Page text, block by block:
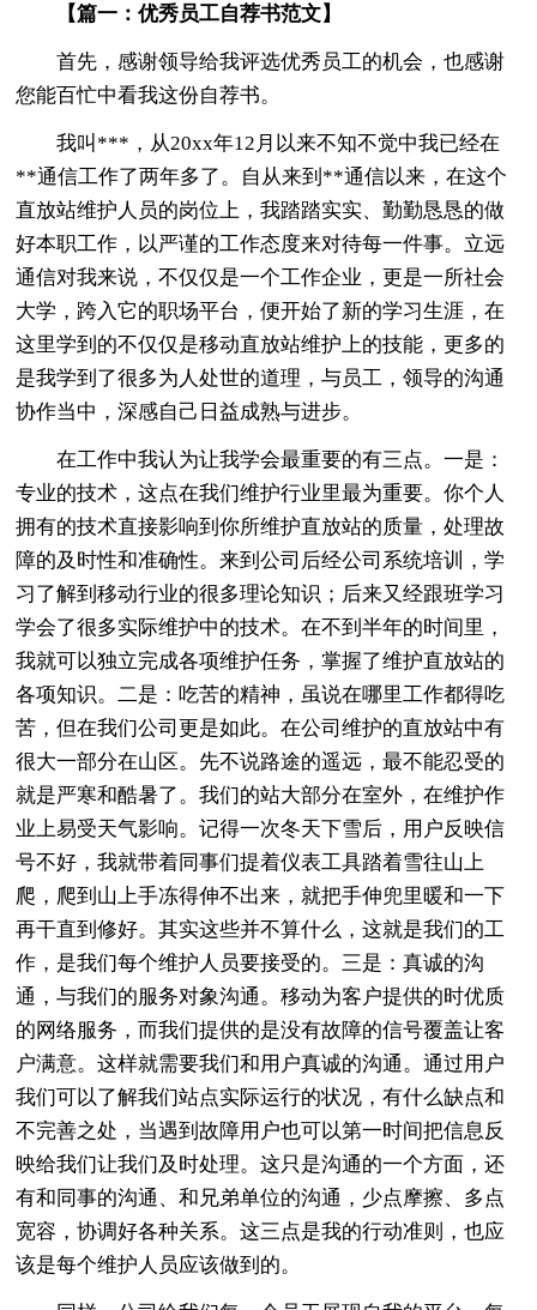
【篇一：优秀员工自荐书范文】
首先，感谢领导给我评选优秀员工的机会，也感谢
您能百忙中看我这份自荐书。
我叫***，从20xx年12月以来不知不觉中我已经在
**通信工作了两年多了。自从来到**通信以来，在这个
直放站维护人员的岗位上，我踏踏实实、勤勤恳恳的做
好本职工作，以严谨的工作态度来对待每一件事。立远
通信对我来说，不仅仅是一个工作企业，更是一所社会
大学，跨入它的职场平台，便开始了新的学习生涯，在
这里学到的不仅仅是移动直放站维护上的技能，更多的
是我学到了很多为人处世的道理，与员工，领导的沟通
协作当中，深感自己日益成熟与进步。
在工作中我认为让我学会最重要的有三点。一是：
专业的技术，这点在我们维护行业里最为重要。你个人
拥有的技术直接影响到你所维护直放站的质量，处理故
障的及时性和准确性。来到公司后经公司系统培训，学
习了解到移动行业的很多理论知识；后来又经跟班学习
学会了很多实际维护中的技术。在不到半年的时间里，
我就可以独立完成各项维护任务，掌握了维护直放站的
各项知识。二是：吃苦的精神，虽说在哪里工作都得吃
苦，但在我们公司更是如此。在公司维护的直放站中有
很大一部分在山区。先不说路途的遥远，最不能忍受的
就是严寒和酷暑了。我们的站大部分在室外，在维护作
业上易受天气影响。记得一次冬天下雪后，用户反映信
号不好，我就带着同事们提着仪表工具踏着雪往山上
爬，爬到山上手冻得伸不出来，就把手伸兜里暖和一下
再干直到修好。其实这些并不算什么，这就是我们的工
作，是我们每个维护人员要接受的。三是：真诚的沟
通，与我们的服务对象沟通。移动为客户提供的时优质
的网络服务，而我们提供的是没有故障的信号覆盖让客
户满意。这样就需要我们和用户真诚的沟通。通过用户
我们可以了解我们站点实际运行的状况，有什么缺点和
不完善之处，当遇到故障用户也可以第一时间把信息反
映给我们让我们及时处理。这只是沟通的一个方面，还
有和同事的沟通、和兄弟单位的沟通，少点摩擦、多点
宽容，协调好各种关系。这三点是我的行动准则，也应
该是每个维护人员应该做到的。